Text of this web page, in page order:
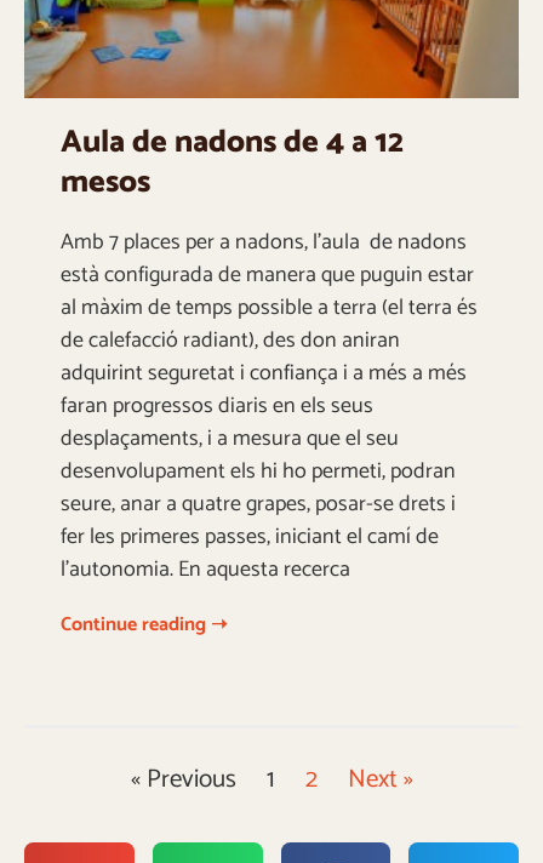
Aula de nadons de 4 a 12
mesos
Amb 7 places per a nadons, l’aula de nadons
està configurada de manera que puguin estar
al màxim de temps possible a terra (el terra és
de calefacció radiant), des don aniran
adquirint seguretat i confiança i a més a més
faran progressos diaris en els seus
desplaçaments, i a mesura que el seu
desenvolupament els hi ho permeti, podran
seure, anar a quatre grapes, posar-se drets i
fer les primeres passes, iniciant el camí de
l’autonomia. En aquesta recerca
Continue reading ➝
« Previous 1 2 Next »